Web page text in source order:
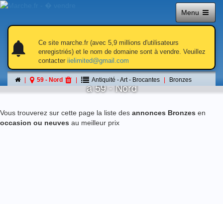
Menu
notifications
notifications
Ce site marche.fr (avec 5,9 millions d'utilisateurs
enregistriés) et le nom de domaine sont à vendre. Veuillez
contacter iielimited@gmail.com
59 - Nord Antiquité - Art - Brocantes Bronzes
Bronzes
á 59 - Nord
Vous trouverez sur cette page la liste des annonces Bronzes en
occasion ou neuves au meilleur prix